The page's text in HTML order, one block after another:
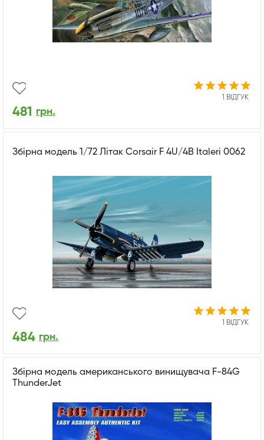
1 ВІДГУК
481 грн.
Збірна модель 1/72 Літак Corsair F 4U/4B Italeri 0062
1 ВІДГУК
484 грн.
Збірна модель американського винищувача F-84G
ThunderJet